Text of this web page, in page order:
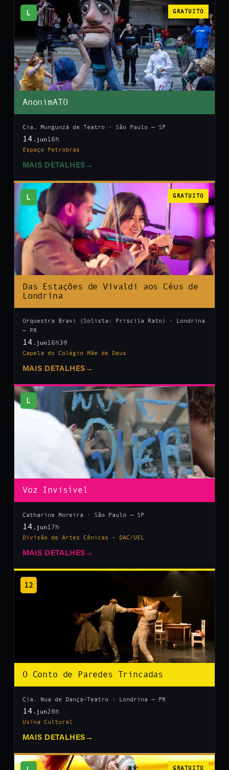
L GRATUITO
AnonimATO
Cia. Mungunzá de Teatro · São Paulo — SP
14 .jun 16h
Espaço Petrobras
MAIS DETALHES →
L GRATUITO
Das Estações de Vivaldi aos Céus de
Londrina
Orquestra Bravi (Solista: Priscila Rato) · Londrina
— PR
14 .jun 16h30
Capela do Colégio Mãe de Deus
MAIS DETALHES →
L
Voz Invisível
Catharine Moreira · São Paulo — SP
14 .jun 17h
Divisão de Artes Cênicas – DAC/UEL
MAIS DETALHES →
12
O Conto de Paredes Trincadas
Cia. Nua de Dança-Teatro · Londrina — PR
14 .jun20h
Usina Cultural
MAIS DETALHES →
GRATUITO